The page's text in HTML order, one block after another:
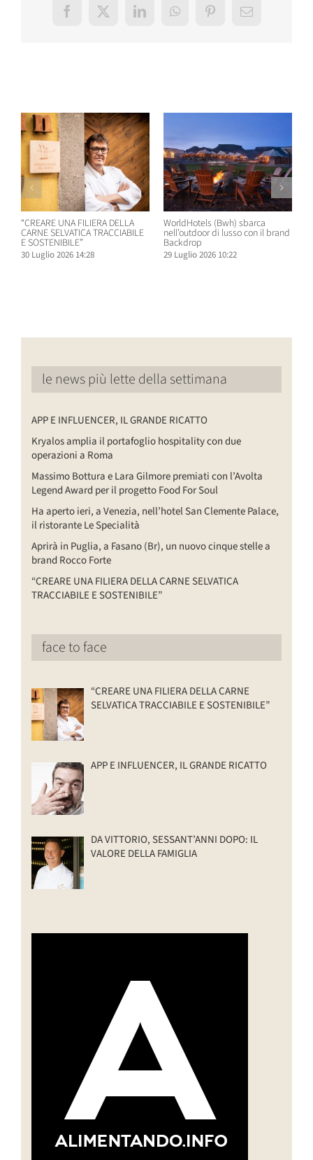
Facebook
X LinkedInWhatsAppPinterestEmail
“CREARE UNA FILIERA DELLA
CARNE SELVATICA TRACCIABILE
E SOSTENIBILE”
30 Luglio 2026 14:28
WorldHotels (Bwh) sbarca
nell’outdoor di lusso con il brand
Backdrop
29 Luglio 2026 10:22
le news più lette della settimana
APP E INFLUENCER, IL GRANDE RICATTO
Kryalos amplia il portafoglio hospitality con due
operazioni a Roma
Massimo Bottura e Lara Gilmore premiati con l’Avolta
Legend Award per il progetto Food For Soul
Ha aperto ieri, a Venezia, nell’hotel San Clemente Palace,
il ristorante Le Specialità
Aprirà in Puglia, a Fasano (Br), un nuovo cinque stelle a
brand Rocco Forte
“CREARE UNA FILIERA DELLA CARNE SELVATICA
TRACCIABILE E SOSTENIBILE”
face to face
“CREARE UNA FILIERA DELLA CARNE
SELVATICA TRACCIABILE E SOSTENIBILE”
APP E INFLUENCER, IL GRANDE RICATTO
DA VITTORIO, SESSANT’ANNI DOPO: IL
VALORE DELLA FAMIGLIA